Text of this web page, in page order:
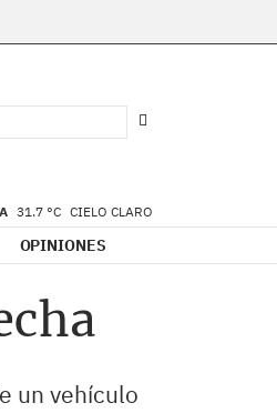
31.7 °C CIELO CLARO
OPINIONES
un vehículo